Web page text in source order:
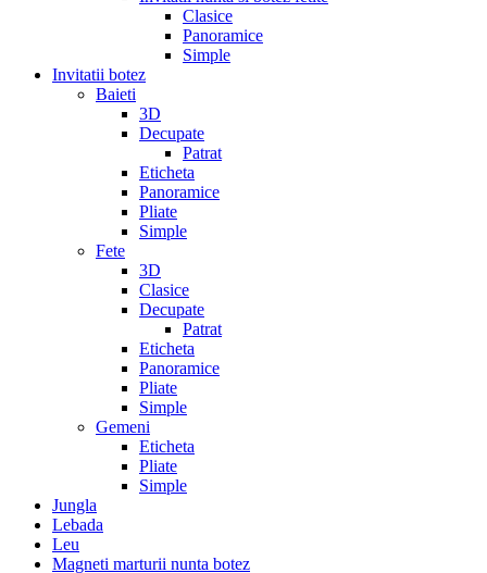
Clasice
Panoramice
Simple
Invitatii botez
Baieti
3D
Decupate
Patrat
Eticheta
Panoramice
Pliate
Simple
Fete
3D
Clasice
Decupate
Patrat
Eticheta
Panoramice
Pliate
Simple
Gemeni
Eticheta
Pliate
Simple
Jungla
Lebada
Leu
Magneti marturii nunta botez